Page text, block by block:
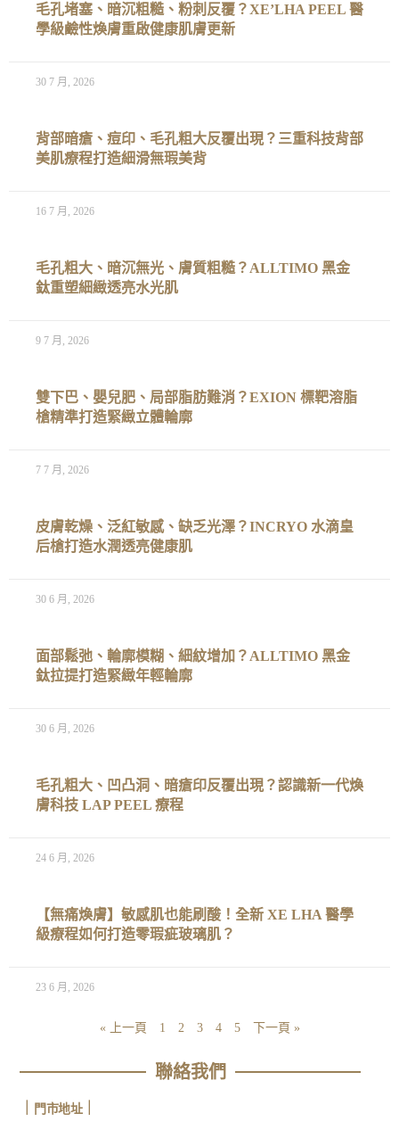
毛孔堵塞、暗沉粗糙、粉刺反覆？XE’LHA PEEL 醫
學級鹼性煥膚重啟健康肌膚更新
30 7 月, 2026
背部暗瘡、痘印、毛孔粗大反覆出現？三重科技背部
美肌療程打造細滑無瑕美背
16 7 月, 2026
毛孔粗大、暗沉無光、膚質粗糙？ALLTIMO 黑金
鈦重塑細緻透亮水光肌
9 7 月, 2026
雙下巴、嬰兒肥、局部脂肪難消？EXION 標靶溶脂
槍精準打造緊緻立體輪廓
7 7 月, 2026
皮膚乾燥、泛紅敏感、缺乏光澤？INCRYO 水滴皇
后槍打造水潤透亮健康肌
30 6 月, 2026
面部鬆弛、輪廓模糊、細紋增加？ALLTIMO 黑金
鈦拉提打造緊緻年輕輪廓
30 6 月, 2026
毛孔粗大、凹凸洞、暗瘡印反覆出現？認識新一代煥
膚科技 LAP PEEL 療程
24 6 月, 2026
【無痛煥膚】敏感肌也能刷酸！全新 XE LHA 醫學
級療程如何打造零瑕疵玻璃肌？
23 6 月, 2026
« 上一頁 1 2 3 4 5 下一頁 »
聯絡我們
門市地址｜